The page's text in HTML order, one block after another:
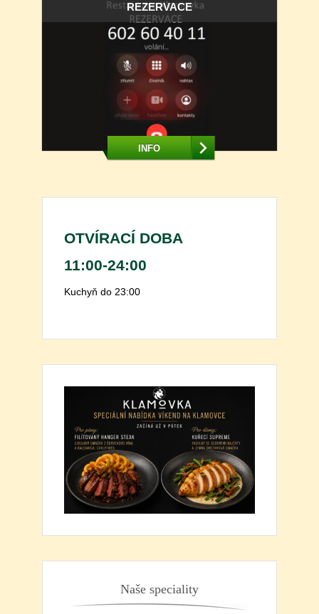
REZERVACE
INFO
OTVÍRACÍ DOBA
11:00-24:00
Kuchyň do 23:00
Naše speciality